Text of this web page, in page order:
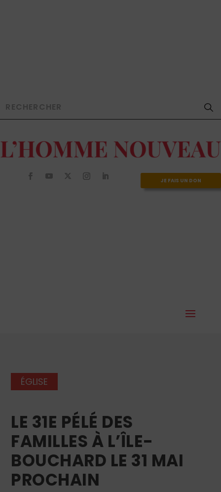
JE FAIS UN DON
ÉGLISE
LE 31E PÉLÉ DES
FAMILLES À L’ÎLE-
BOUCHARD LE 31 MAI
PROCHAIN